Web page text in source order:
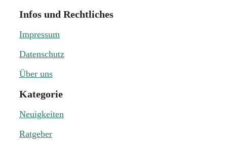
Infos und Rechtliches
Impressum
Datenschutz
Über uns
Kategorie
Neuigkeiten
Ratgeber